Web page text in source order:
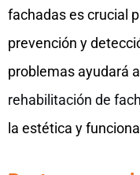
fachadas es crucial
prevención y
problemas ayudará
rehabilitación de
la estética y